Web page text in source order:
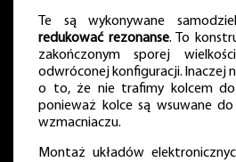
Te są wykonywane
redukować rezonanse. To
zakończonym sporej
odwróconej konfiguracji. Inaczej
o to, że nie trafimy kolcem do
ponieważ kolce są wsuwane
wzmacniaczu.
Montaż układów